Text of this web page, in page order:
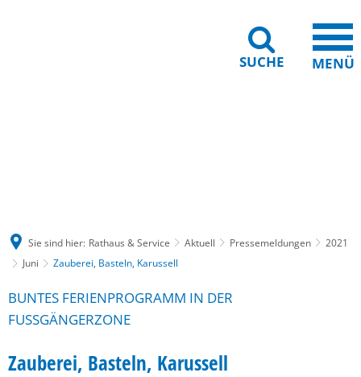
SUCHE MENÜ
Sie sind hier: Rathaus & Service Aktuell Pressemeldungen
2021
Juni
Zauberei, Basteln, Karussell
BUNTES FERIENPROGRAMM IN DER
FUSSGÄNGERZONE
Zauberei, Basteln, Karussell